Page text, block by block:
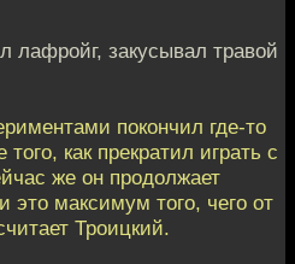
лафройг, закусывал травой
покончил где-то
как прекратил играть с
же он продолжает
это максимум того, чего от
Троицкий.